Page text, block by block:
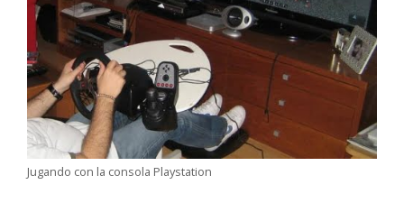
Jugando con la consola Playstation